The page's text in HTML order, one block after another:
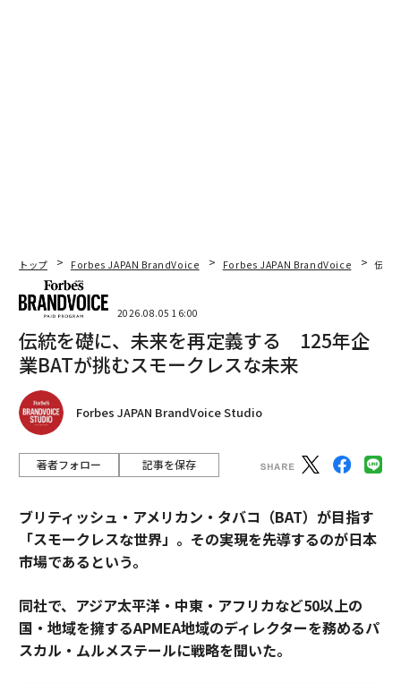
トップ Forbes JAPAN BrandVoice Forbes JAPAN BrandVoice 伝統
2026.08.05 16:00
伝統を礎に、未来を再定義する 125年企
業BATが挑むスモークレスな未来
Forbes JAPAN BrandVoice Studio
著者フォロー 記事を保存
ブリティッシュ・アメリカン・タバコ（BAT）が目指す
「スモークレスな世界」。その実現を先導するのが日本
市場であるという。
同社で、アジア太平洋・中東・アフリカなど50以上の
国・地域を擁するAPMEA地域のディレクターを務めるパ
スカル・ムルメステールに戦略を聞いた。